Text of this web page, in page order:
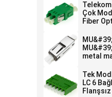
Çok
Fiber
metal
adaptör
Tek
LC 6